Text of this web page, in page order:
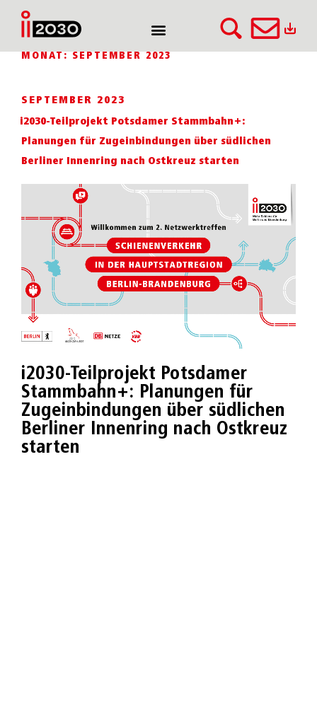
MONAT: SEPTEMBER 2023
SEPTEMBER 2023
i2030-Teilprojekt Potsdamer Stammbahn+:
Planungen für Zugeinbindungen über südlichen
Berliner Innenring nach Ostkreuz starten
i2030-Teilprojekt Potsdamer
Stammbahn+: Planungen für
Zugeinbindungen über südlichen
Berliner Innenring nach Ostkreuz
starten